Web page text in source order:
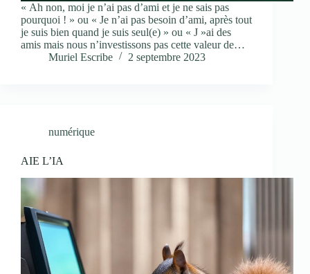
« Ah non, moi je n’ai pas d’ami et je ne sais pas
pourquoi ! » ou « Je n’ai pas besoin d’ami, après tout
je suis bien quand je suis seul(e) » ou « J »ai des
amis mais nous n’investissons pas cette valeur de…
Muriel Escribe
2 septembre 2023
numérique
AIE L’IA